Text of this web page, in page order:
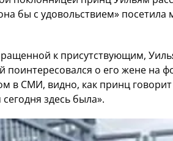
бы с удовольствием»
к присутствующим,
поинтересовался о его жене на
в СМИ, видно, как принц
здесь была».